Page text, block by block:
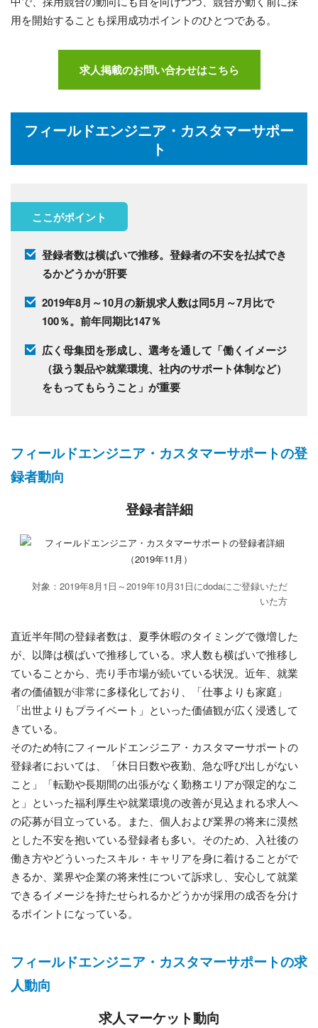
用を開始することも採用成功ポイントのひとつである。
求人掲載のお問い合わせはこちら
フィールドエンジニア・カスタマーサポー
ト
ここがポイント
登録者数は横ばいで推移。登録者の不安を払拭でき
るかどうかが肝要
2019年8月～10月の新規求人数は同5月～7月比で
100％。前年同期比147％
広く母集団を形成し、選考を通して「働くイメージ
（扱う製品や就業環境、社内のサポート体制など）
をもってもらうこと」が重要
フィールドエンジニア・カスタマーサポートの登
録者動向
登録者詳細
対象：2019年8月1日～2019年10月31日にdodaにご登録いただ
いた方
直近半年間の登録者数は、夏季休暇のタイミングで微増した
が、以降は横ばいで推移している。求人数も横ばいで推移し
ていることから、売り手市場が続いている状況。近年、就業
者の価値観が非常に多様化しており、「仕事よりも家庭」
「出世よりもプライベート」といった価値観が広く浸透して
きている。
そのため特にフィールドエンジニア・カスタマーサポートの
登録者においては、「休日日数や夜勤、急な呼び出しがない
こと」「転勤や長期間の出張がなく勤務エリアが限定的なこ
と」といった福利厚生や就業環境の改善が見込まれる求人へ
の応募が目立っている。また、個人および業界の将来に漠然
とした不安を抱いている登録者も多い。そのため、入社後の
働き方やどういったスキル・キャリアを身に着けることがで
きるか、業界や企業の将来性について訴求し、安心して就業
できるイメージを持たせられるかどうかが採用の成否を分け
るポイントになっている。
フィールドエンジニア・カスタマーサポートの求
人動向
求人マーケット動向